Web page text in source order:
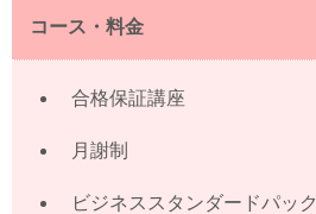
コース・料金
合格保証講座
月謝制
ビジネススタンダードパック